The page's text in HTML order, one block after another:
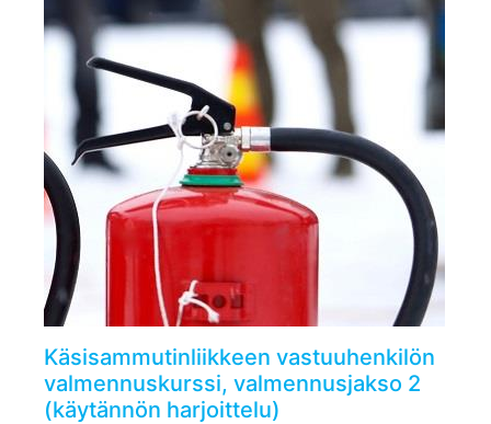
Käsisammutinliikkeen vastuuhenkilön
valmennuskurssi, valmennusjakso 2
(käytännön harjoittelu)